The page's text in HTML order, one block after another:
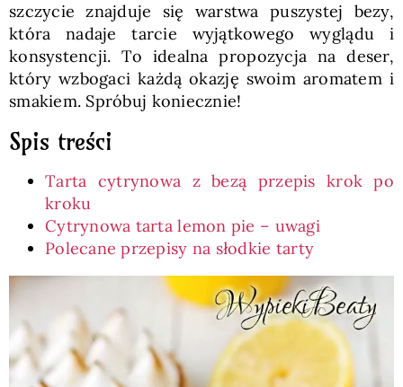
szczycie znajduje się warstwa puszystej bezy,
która nadaje tarcie wyjątkowego wyglądu i
konsystencji. To idealna propozycja na deser,
który wzbogaci każdą okazję swoim aromatem i
smakiem. Spróbuj koniecznie!
Spis treści
Tarta cytrynowa z bezą przepis krok po
kroku
Cytrynowa tarta lemon pie – uwagi
Polecane przepisy na słodkie tarty